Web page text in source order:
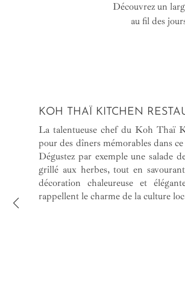
Découvrez un
au fil des
KOH THAÏ KITCHEN
La talentueuse chef du Koh Thaï
pour des dîners mémorables dans
Dégustez par exemple une salade
grillé aux herbes, tout en
décoration chaleureuse et
rappellent le charme de la culture